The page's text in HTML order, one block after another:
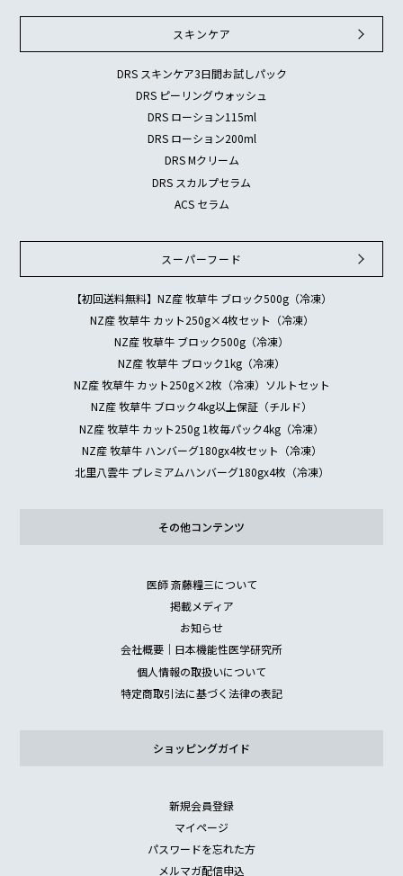
スキンケア
DRS スキンケア3日間お試しパック
DRS ピーリングウォッシュ
DRS ローション115ml
DRS ローション200ml
DRS Mクリーム
DRS スカルプセラム
ACS セラム
スーパーフード
【初回送料無料】NZ産 牧草牛 ブロック500g（冷凍）
NZ産 牧草牛 カット250g×4枚セット（冷凍）
NZ産 牧草牛 ブロック500g（冷凍）
NZ産 牧草牛 ブロック1kg（冷凍）
NZ産 牧草牛 カット250g×2枚（冷凍）ソルトセット
NZ産 牧草牛 ブロック4kg以上保証（チルド）
NZ産 牧草牛 カット250g 1枚毎パック4kg（冷凍）
NZ産 牧草牛 ハンバーグ180gx4枚セット（冷凍）
北里八雲牛 プレミアムハンバーグ180gx4枚（冷凍）
その他コンテンツ
医師 斎藤糧三について
掲載メディア
お知らせ
会社概要｜日本機能性医学研究所
個人情報の取扱いについて
特定商取引法に基づく法律の表記
ショッピングガイド
新規会員登録
マイページ
パスワードを忘れた方
メルマガ配信申込